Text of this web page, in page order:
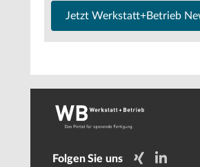
Jetzt Werkstatt+Betrieb
Folgen Sie uns